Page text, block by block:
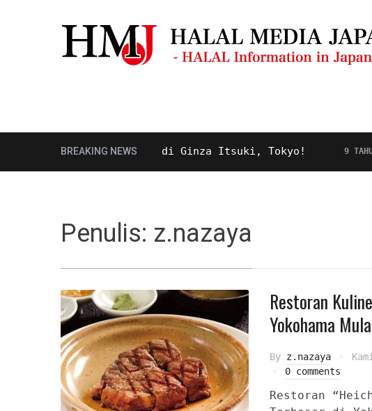
BREAKING NEWS
Tempura Bowl di Ginza Itsuki, Tokyo! 9 TAHUN AGO
Penulis: z.nazaya
Restoran
Yokohama
By z.nazaya
0 comments
Restoran